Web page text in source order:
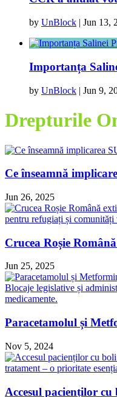
by UnBlock | Jun 13,
Importanța
by UnBlock | Jun 9,
Drepturile
Ce înseamnă
Jun 26, 2025
Crucea Roșie
Jun 25, 2025
Paracetamolul și
Nov 5, 2024
Accesul pacienților cu